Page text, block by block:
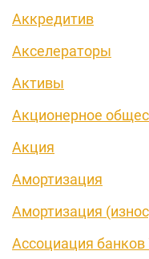
Аккредитив
Акселераторы
Активы
Акционерное
Акция
Амортизация
Амортизация
Ассоциация банков